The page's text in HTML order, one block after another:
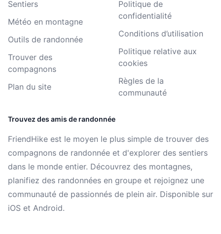
Sentiers
Météo en montagne
Outils de randonnée
Trouver des
compagnons
Plan du site
Politique de
confidentialité
Conditions d’utilisation
Politique relative aux
cookies
Règles de la
communauté
Trouvez des amis de randonnée
FriendHike est le moyen le plus simple de trouver des
compagnons de randonnée et d'explorer des sentiers
dans le monde entier. Découvrez des montagnes,
planifiez des randonnées en groupe et rejoignez une
communauté de passionnés de plein air. Disponible sur
iOS et Android.